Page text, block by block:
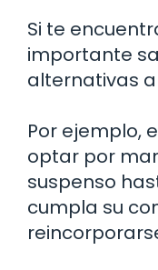
Si te
importante
alternativas
Por ejemplo,
optar por
suspenso
cumpla su